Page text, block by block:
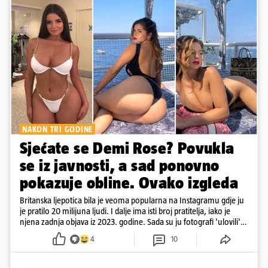
NAKON TRI GODINE
Sjećate se Demi Rose? Povukla
se iz javnosti, a sad ponovno
pokazuje obline. Ovako izgleda
Britanska ljepotica bila je veoma popularna na Instagramu gdje ju
je pratilo 20 milijuna ljudi. I dalje ima isti broj pratitelja, iako je
njena zadnja objava iz 2023. godine. Sada su ju fotografi 'ulovili'
4 10